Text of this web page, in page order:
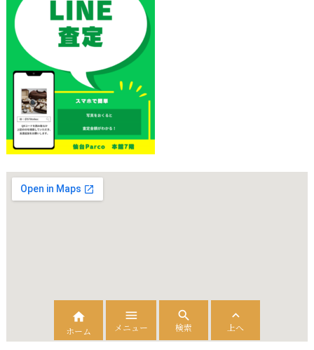

ホーム

メニュー

検索

上へ